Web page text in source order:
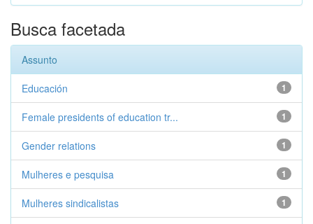
Busca facetada
Assunto
1
Educación
1
Female presidents of education tr...
1
Gender relations
1
Mulheres e pesquisa
1
Mulheres sindicalistas